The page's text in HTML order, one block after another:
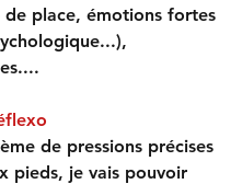
place, émotions fortes
....
de pressions précises
pieds, je vais pouvoir